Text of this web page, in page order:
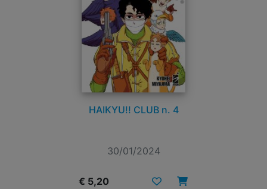
HAIKYU!! CLUB n. 4
30/01/2024
€ 5,20